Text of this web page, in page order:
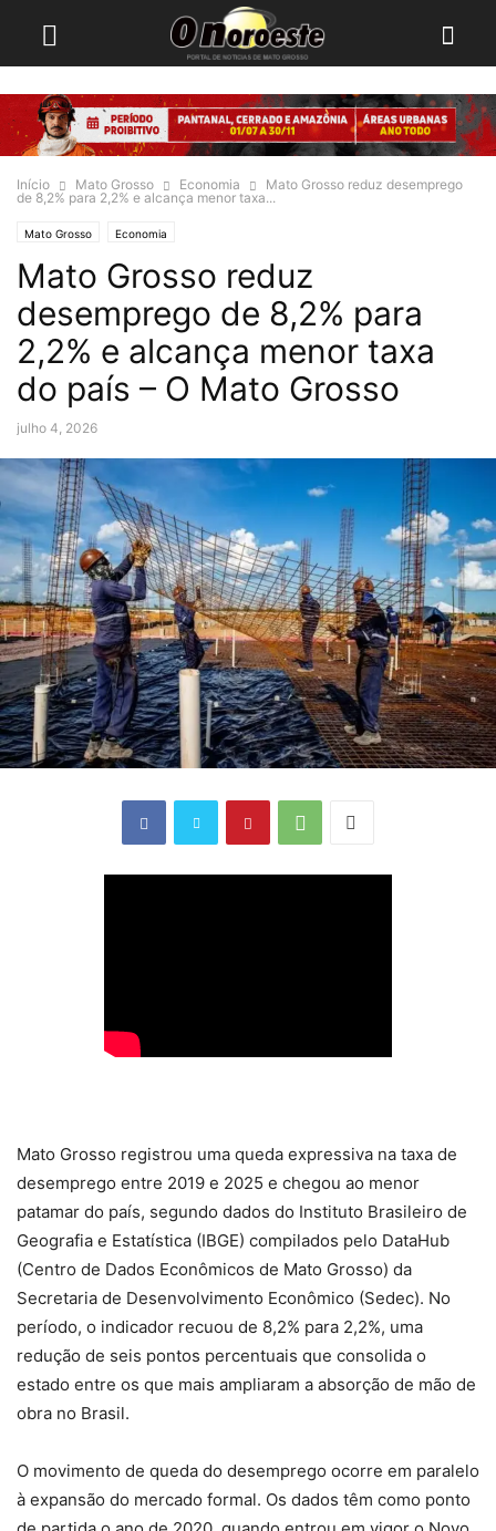
Início Mato Grosso Economia
Mato Grosso reduz desemprego
de 8,2% para 2,2% e alcança menor taxa...
Mato Grosso Economia
Mato Grosso reduz
desemprego de 8,2% para
2,2% e alcança menor taxa
do país – O Mato Grosso
julho 4, 2026
Mato Grosso registrou uma queda expressiva na taxa de
desemprego entre 2019 e 2025 e chegou ao menor
patamar do país, segundo dados do Instituto Brasileiro de
Geografia e Estatística (IBGE) compilados pelo DataHub
(Centro de Dados Econômicos de Mato Grosso) da
Secretaria de Desenvolvimento Econômico (Sedec). No
período, o indicador recuou de 8,2% para 2,2%, uma
redução de seis pontos percentuais que consolida o
estado entre os que mais ampliaram a absorção de mão de
obra no Brasil.
O movimento de queda do desemprego ocorre em paralelo
à expansão do mercado formal. Os dados têm como ponto